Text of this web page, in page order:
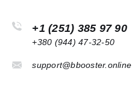
+1 (251) 385 97 90
+380 (944) 47-32-50
support@bbooster.online